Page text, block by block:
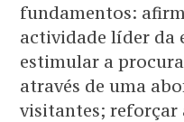
fundamentos:
actividade líder da
estimular a
através de uma
visitantes; reforçar